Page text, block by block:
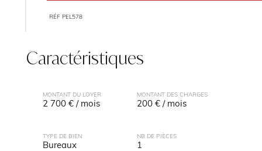
RÉF PEL578
Caractéristiques
MONTANT DU LOYER
2 700 € / mois
MONTANT DES CHARGES
200 € / mois
TYPE DE BIEN
Bureaux
NB DE PIÈCES
1